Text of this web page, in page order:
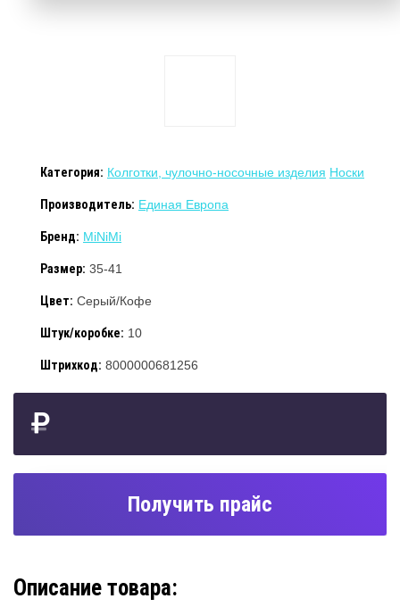
Категория: Колготки, чулочно-носочные изделия Носки
Производитель: Единая Европа
Бренд: MiNiMi
Размер: 35-41
Цвет: Серый/Кофе
Штук/коробке: 10
Штрихкод: 8000000681256
Получить прайс
Описание товара: